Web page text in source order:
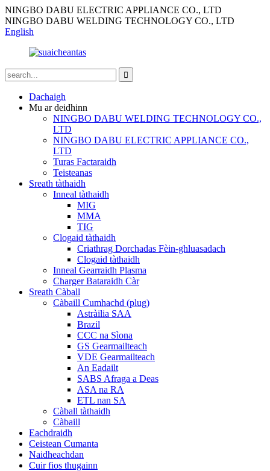
NINGBO DABU ELECTRIC APPLIANCE CO., LTD
NINGBO DABU WELDING TECHNOLOGY CO., LTD
English
Dachaigh
Mu ar deidhinn
NINGBO DABU WELDING TECHNOLOGY CO.,
LTD
NINGBO DABU ELECTRIC APPLIANCE CO.,
LTD
Turas Factaraidh
Teisteanas
Sreath tàthaidh
Inneal tàthaidh
MIG
MMA
TIG
Clogaid tàthaidh
Criathrag Dorchadas Fèin-ghluasadach
Clogaid tàthaidh
Inneal Gearraidh Plasma
Charger Bataraidh Càr
Sreath Càball
Càbaill Cumhachd (plug)
Astràilia SAA
Brazil
CCC na Sìona
GS Gearmailteach
VDE Gearmailteach
An Eadailt
SABS Afraga a Deas
ASA na RA
ETL nan SA
Càball tàthaidh
Càbaill
Eachdraidh
Ceistean Cumanta
Naidheachdan
Cuir fios thugainn